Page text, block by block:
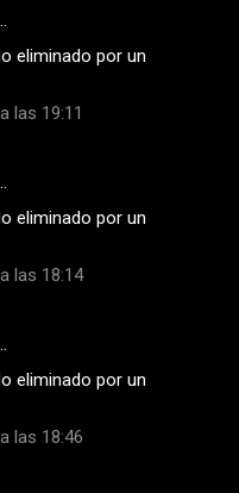
eliminado por un
las 19:11
eliminado por un
las 18:14
eliminado por un
las 18:46